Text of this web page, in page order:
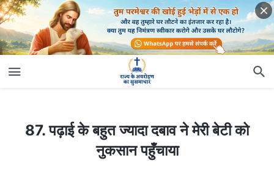
87. पढ़ाई के बहुत ज्यादा दबाव ने मेरी बेटी को नुकसान पहुँचाया
87. पढ़ाई के बहुत ज्यादा दबाव ने मेरी बेटी को
नुकसान पहुँचाया